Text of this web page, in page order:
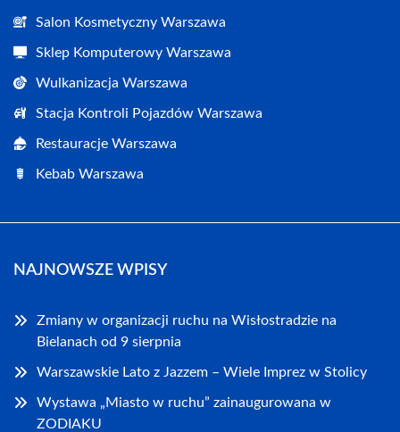
Salon Kosmetyczny Warszawa
Sklep Komputerowy Warszawa
Wulkanizacja Warszawa
Stacja Kontroli Pojazdów Warszawa
Restauracje Warszawa
Kebab Warszawa
NAJNOWSZE WPISY
Zmiany w organizacji ruchu na Wisłostradzie na
Bielanach od 9 sierpnia
Warszawskie Lato z Jazzem – Wiele Imprez w Stolicy
Wystawa „Miasto w ruchu” zainaugurowana w
ZODIAKU